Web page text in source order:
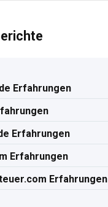
Erfahrungen
Erfahrungen
Erfahrungen
Erfahrungen